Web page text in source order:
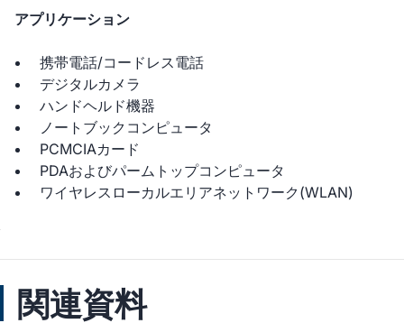
アプリケーション
携帯電話/コードレス電話
デジタルカメラ
ハンドヘルド機器
ノートブックコンピュータ
PCMCIAカード
PDAおよびパームトップコンピュータ
ワイヤレスローカルエリアネットワーク(WLAN)
関連資料